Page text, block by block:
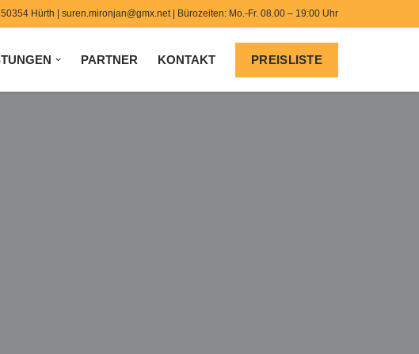
Hürth | suren.mironjan@gmx.net| Bürozeiten: Mo.-Fr. 08.00 – 19:00 Uhr
PARTNER KONTAKT PREISLISTE